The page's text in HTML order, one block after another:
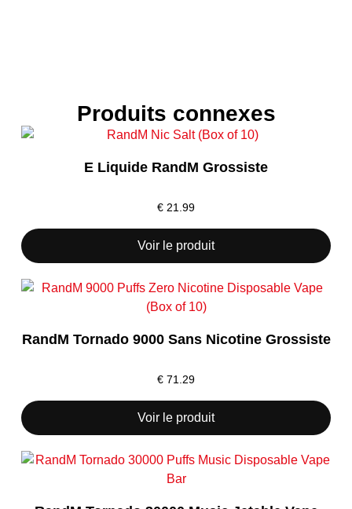
Produits connexes
E Liquide RandM Grossiste
€ 21.99
Voir le produit
RandM Tornado 9000 Sans Nicotine​ Grossiste
€ 71.29
Voir le produit